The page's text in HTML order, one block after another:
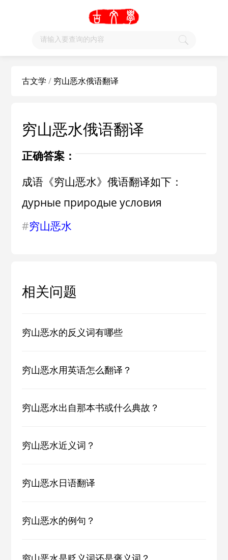
古文学 / 穷山恶水俄语翻译
穷山恶水俄语翻译
正确答案：
成语《穷山恶水》俄语翻译如下：
дурные природые условия
#穷山恶水
相关问题
穷山恶水的反义词有哪些
穷山恶水用英语怎么翻译？
穷山恶水出自那本书或什么典故？
穷山恶水近义词？
穷山恶水日语翻译
穷山恶水的例句？